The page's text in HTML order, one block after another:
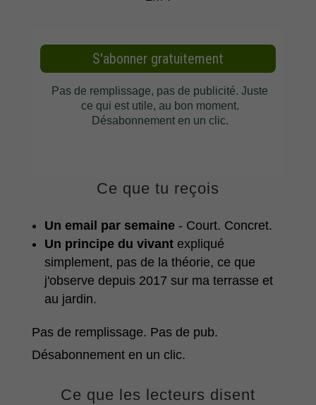
Ce que tu reçois
Un email par semaine- Court. Concret.
Un principe du vivantexpliqué
simplement, pas de la théorie, ce que
j'observe depuis 2017 sur ma terrasse et
au jardin.
Pas de remplissage. Pas de pub.
Désabonnement en un clic.
Ce que les lecteurs disent